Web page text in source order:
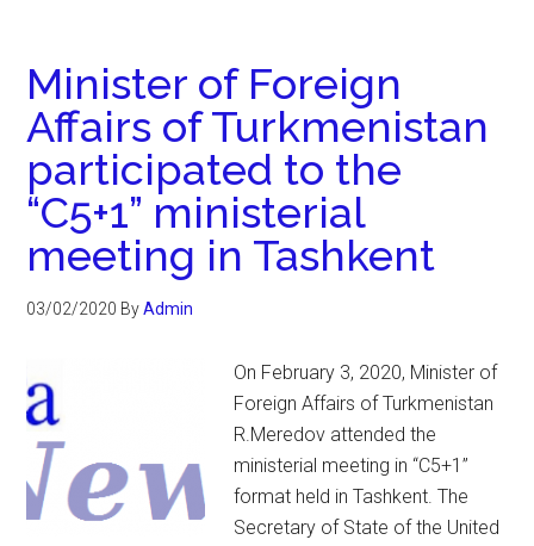
Minister of Foreign
Affairs of Turkmenistan
participated to the
“С5+1” ministerial
meeting in Tashkent
03/02/2020 ByAdmin
On February 3, 2020, Minister of
Foreign Affairs of Turkmenistan
R.Meredov attended the
ministerial meeting in “С5+1”
format held in Tashkent. The
Secretary of State of the United